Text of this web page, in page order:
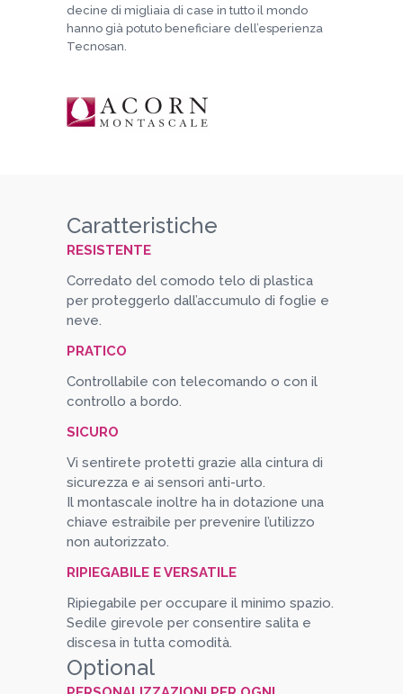
decine di migliaia di case in tutto il mondo
hanno già potuto beneficiare dell’esperienza
Tecnosan.
Caratteristiche
RESISTENTE
Corredato del comodo telo di plastica
per proteggerlo dall’accumulo di foglie e
neve.
PRATICO
Controllabile con telecomando o con il
controllo a bordo.
SICURO
Vi sentirete protetti grazie alla cintura di
sicurezza e ai sensori anti-urto.
Il montascale inoltre ha in dotazione una
chiave estraibile per prevenire l’utilizzo
non autorizzato.
RIPIEGABILE E VERSATILE
Ripiegabile per occupare il minimo spazio.
Sedile girevole per consentire salita e
discesa in tutta comodità.
Optional